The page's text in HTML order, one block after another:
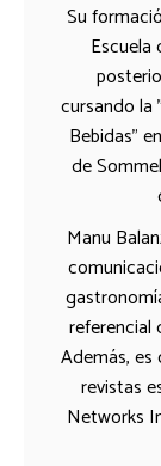
Su
Escuela
cursando la
Bebidas"
de
Manu
referencial
Además,
revistas
Networks